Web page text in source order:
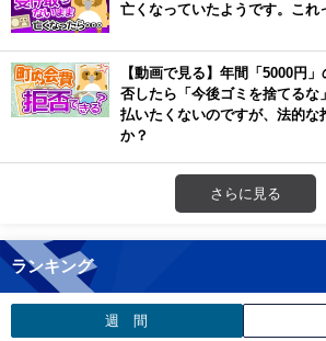
亡くなっていたようです。こ
【動画で見る】年間「5000円
否したら「今後ゴミを捨てるな
払いたくないのですが、法的な
か？
さらに見る
ランキング
週 間